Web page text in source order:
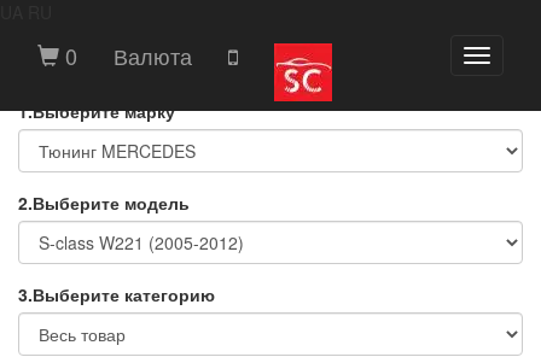
Toggle
0 Валюта
ВЫБЕРИТЕ МАРКУ И МОДЕЛЬ
АВТОМОБИЛЯ
1.Выберите марку
2.Выберите модель
3.Выберите категорию